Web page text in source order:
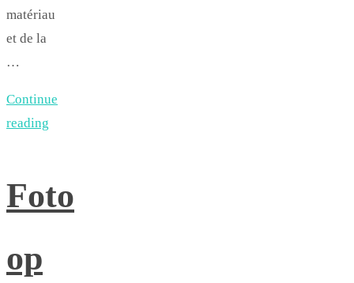
matériau
et de la
…
Continue
reading
Foto
op